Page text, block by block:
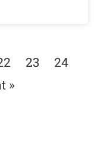
23
24
»